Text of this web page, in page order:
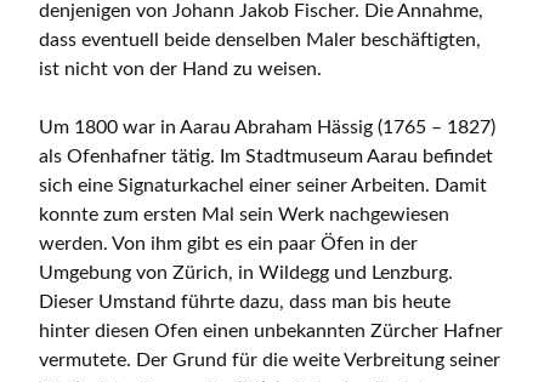
denjenigen von Johann Jakob Fischer. Die Annahme,
dass eventuell beide denselben Maler beschäftigten,
ist nicht von der Hand zu weisen.
Um 1800 war in Aarau Abraham Hässig (1765 – 1827)
als Ofenhafner tätig. Im Stadtmuseum Aarau befindet
sich eine Signaturkachel einer seiner Arbeiten. Damit
konnte zum ersten Mal sein Werk nachgewiesen
werden. Von ihm gibt es ein paar Öfen in der
Umgebung von Zürich, in Wildegg und Lenzburg.
Dieser Umstand führte dazu, dass man bis heute
hinter diesen Ofen einen unbekannten Zürcher Hafner
vermutete. Der Grund für die weite Verbreitung seiner